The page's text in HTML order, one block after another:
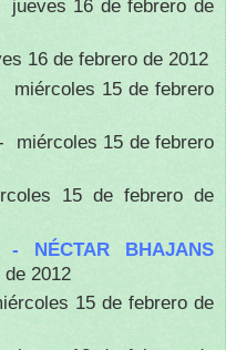
16 de febrero de
16 de febrero de 2012
miércoles 15 de febrero
miércoles 15 de febrero
15 de febrero de
- NÉCTAR BHAJANS
2012
15 de febrero de